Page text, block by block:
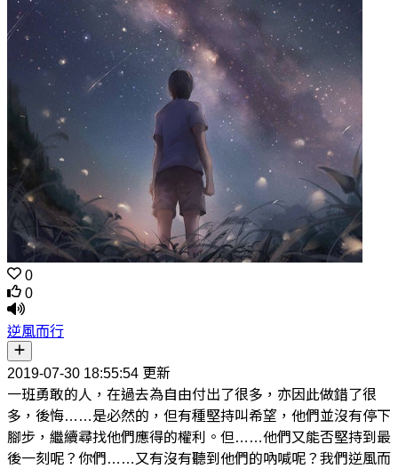
0
0
逆風而行
2019-07-30 18:55:54 更新
一班勇敢的人，在過去為自由付出了很多，亦因此做錯了很
多，後悔……是必然的，但有種堅持叫希望，他們並沒有停下
腳步，繼續尋找他們應得的權利。但……他們又能否堅持到最
後一刻呢？你們……又有沒有聽到他們的吶喊呢？我們逆風而